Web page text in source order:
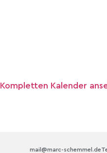
Kompletten Kalender
mail@marc-schemmel.de